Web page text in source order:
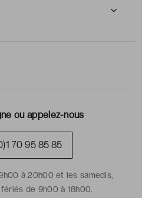
ou appelez-nous
70 95 85 85
à 20h00 et les samedis,
de 9h00 à 18h00.